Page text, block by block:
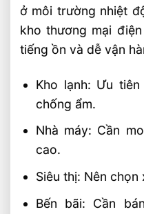
ở môi trường nhiệt
kho thương mại
tiếng ồn và dễ vận
Kho lạnh: Ưu
chống ẩm.
Nhà máy: Cần
cao.
Siêu thị: Nên
Bến bãi: Cần